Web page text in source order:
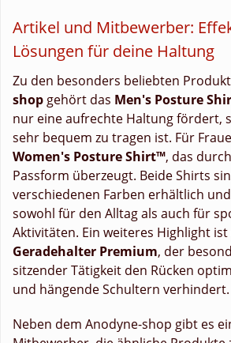
Artikel und Mitbewerber:
Lösungen für deine Haltung
Zu den besonders beliebten
shop gehört das Men's Posture
nur eine aufrechte Haltung fördert,
sehr bequem zu tragen ist. Für
Women's Posture Shirt™, das
Passform überzeugt. Beide Shirts
verschiedenen Farben erhältlich
sowohl für den Alltag als auch für
Aktivitäten. Ein weiteres Highlight
Geradehalter Premium, der
sitzender Tätigkeit den Rücken
und hängende Schultern verhindert.
Neben dem Anodyne-shop gibt es